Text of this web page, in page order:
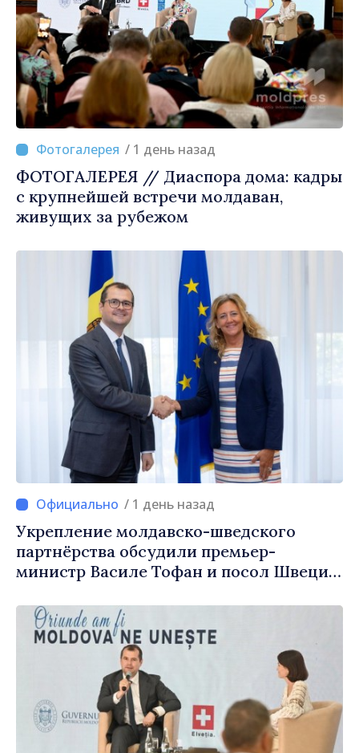
/ 1 день назад
ФОТОГАЛЕРЕЯ // Диаспора дома: кадры
с крупнейшей встречи молдаван,
живущих за рубежом
/ 1 день назад
Укрепление молдавско-шведского
партнёрства обсудили премьер-
министр Василе Тофан и посол Швеции